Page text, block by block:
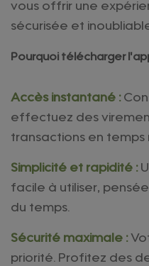
vous offrir une
sécurisée et
Pourquoi télécharger
Accès instantané :
effectuez des
transactions en temps
Simplicité et rapidité :
facile à utiliser,
du temps.
Sécurité maximale :
priorité. Profitez des